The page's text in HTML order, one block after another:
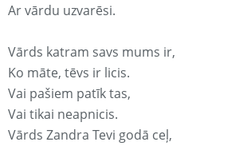
Ar vārdu uzvarēsi.
Vārds katram savs mums ir,
Ko māte, tēvs ir licis.
Vai pašiem patīk tas,
Vai tikai neapnicis.
Vārds Zandra Tevi godā ceļ,